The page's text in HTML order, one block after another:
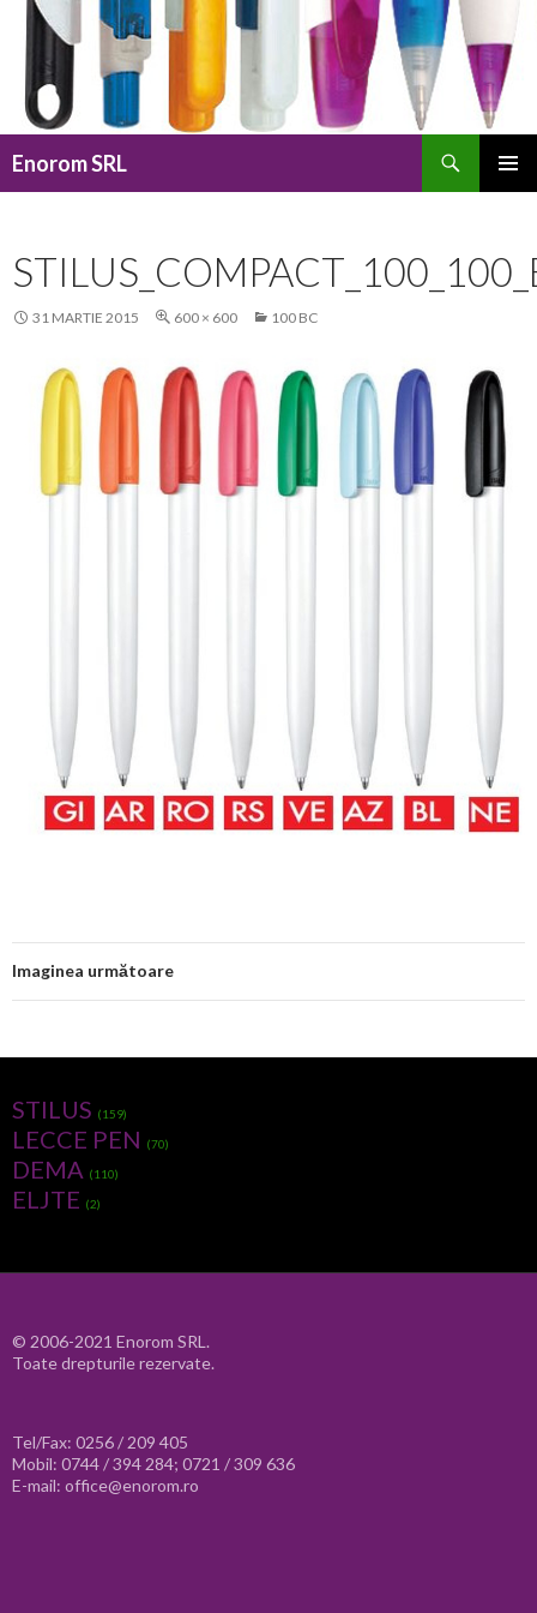
Enorom SRL
31 MARTIE 2015 600 × 600 100 BC
Imaginea următoare
STILUS (159)
LECCE PEN (70)
DEMA (110)
ELJTE (2)
© 2006-2021 Enorom SRL.
Toate drepturile rezervate.
Tel/Fax: 0256 / 209 405
Mobil: 0744 / 394 284; 0721 / 309 636
E-mail: office@enorom.ro